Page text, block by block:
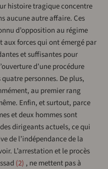
histoire tragique concentre
aucune autre affaire. Ces
d’opposition au régime
aux forces qui ont émergé par
et suffisantes pour
d’une procédure
personnes. De plus,
au premier rang
Enfin, et surtout, parce
et deux hommes sont
dirigeants actuels, ce qui
de l’indépendance de la
L’arrestation et le procès
2 , ne mettent pas à